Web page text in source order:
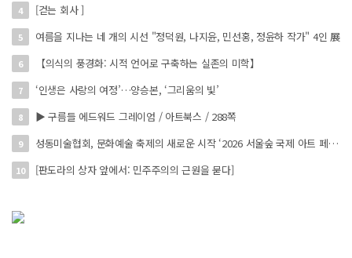
4 [걷는 회사 ]
5 여름을 지나는 네 개의 시선 "정덕원, 나지윤, 민선홍, 정윤하 작가" 4인 展
6 【의식의 풍경화: 시적 언어로 구축하는 실존의 미학】
7 ‘인생은 사랑의 여정’…양승본, ‘그리움의 빛’
8 ▶ 구름들 에드워드 그레이엄 / 아트북스 / 288쪽
9 성동미술협회, 문화예술 축제의 새로운 시작 ‘2026 서울숲 국제 아트 페스타’ 개최
10 [판도라의 상자 앞에서: 민주주의의 근원을 묻다]